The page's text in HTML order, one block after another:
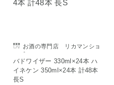
お酒の専門店 リカマンショ
ップ
バドワイザー 330ml×24本 ハ
イネケン 350ml×24本 計48本
長S